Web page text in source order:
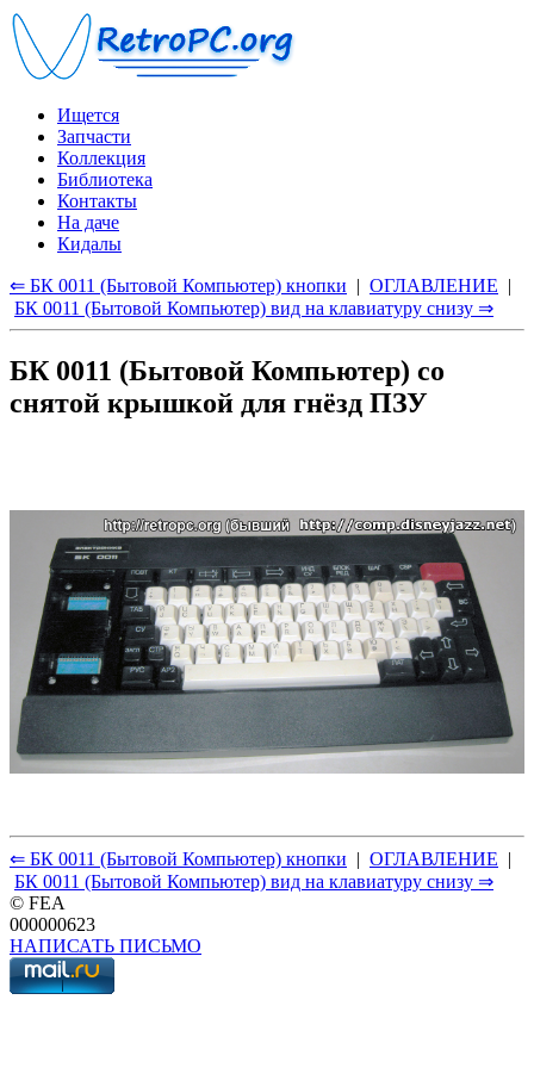
Ищется
Запчасти
Коллекция
Библиотека
Контакты
На даче
Кидалы
⇐ БК 0011 (Бытовой Компьютер) кнопки | ОГЛАВЛЕНИЕ |
БК 0011 (Бытовой Компьютер) вид на клавиатуру снизу ⇒
БК 0011 (Бытовой Компьютер) со
снятой крышкой для гнёзд ПЗУ
⇐ БК 0011 (Бытовой Компьютер) кнопки | ОГЛАВЛЕНИЕ |
БК 0011 (Бытовой Компьютер) вид на клавиатуру снизу ⇒
© FEA
000000623
НАПИСАТЬ ПИСЬМО